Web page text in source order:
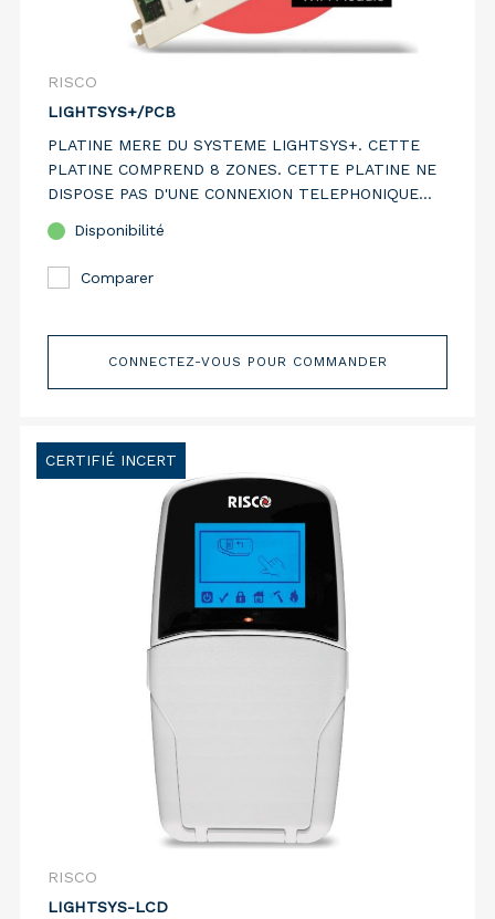
RISCO
LIGHTSYS+/PCB
PLATINE MERE DU SYSTEME LIGHTSYS+. CETTE
PLATINE COMPREND 8 ZONES. CETTE PLATINE NE
DISPOSE PAS D'UNE CONNEXION TELEPHONIQUE
ANALOGIQUE.
Disponibilité
Comparer
CONNECTEZ-VOUS POUR COMMANDER
CERTIFIÉ INCERT
RISCO
LIGHTSYS-LCD